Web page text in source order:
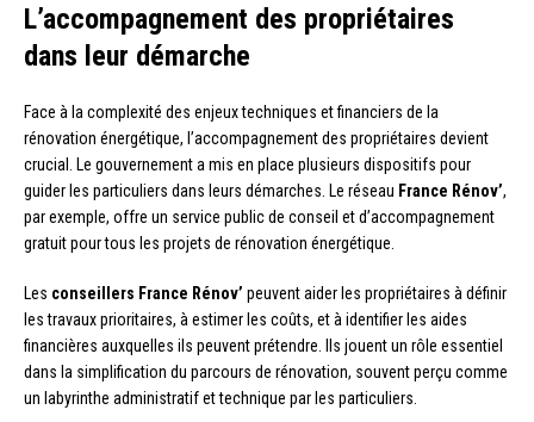
L’accompagnement des propriétaires
dans leur démarche
Face à la complexité des enjeux techniques et financiers de la
rénovation énergétique, l’accompagnement des propriétaires devient
crucial. Le gouvernement a mis en place plusieurs dispositifs pour
guider les particuliers dans leurs démarches. Le réseau France Rénov’,
par exemple, offre un service public de conseil et d’accompagnement
gratuit pour tous les projets de rénovation énergétique.
Les conseillers France Rénov’ peuvent aider les propriétaires à définir
les travaux prioritaires, à estimer les coûts, et à identifier les aides
financières auxquelles ils peuvent prétendre. Ils jouent un rôle essentiel
dans la simplification du parcours de rénovation, souvent perçu comme
un labyrinthe administratif et technique par les particuliers.